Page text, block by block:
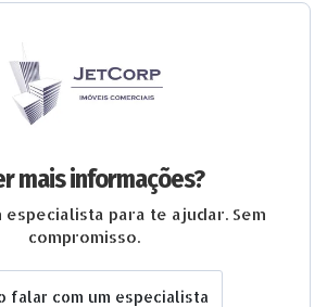
mais informações?
especialista para te ajudar. Sem
compromisso.
falar com um especialista